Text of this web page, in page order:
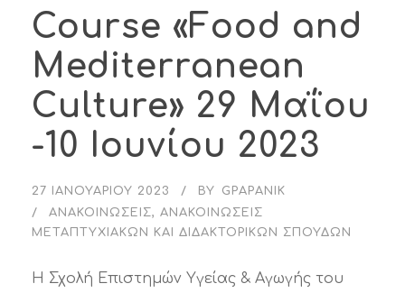
Course «Food and
Mediterranean
Culture» 29 Μαΐου
-10 Ιουνίου 2023
27 ΙΑΝΟΥΑΡΊΟΥ 2023 BY
GPAPANIK
ΑΝΑΚΟΙΝΏΣΕΙΣ, ΑΝΑΚΟΙΝΏΣΕΙΣ
ΜΕΤΑΠΤΥΧΙΑΚΏΝ ΚΑΙ ΔΙΔΑΚΤΟΡΙΚΏΝ ΣΠΟΥΔΏΝ
Η Σχολή Επιστημών Υγείας & Αγωγής του